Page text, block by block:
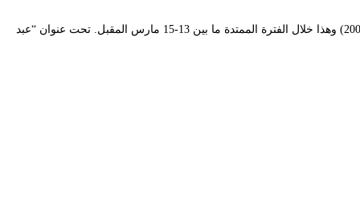
يستعد المسرح الوطني الجزائري محي الدين بشطارزي لتنظيم أيام فكرية تحتفي برائد السينوغرافيا المعاصرة الفنان الجزائري الكبير عبد القادر فراح (1926-2005) وهذا خلال الفترة الممتدة ما بين 13-15 مارس المقبل. تحت عنوان “عبد